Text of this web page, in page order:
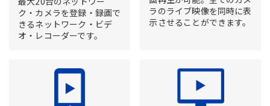
ク・カメラを登録・録画で
きるネットワーク・ビデ
オ・レコーダーです。
ラのライブ映像を同時に表
示させることができます。